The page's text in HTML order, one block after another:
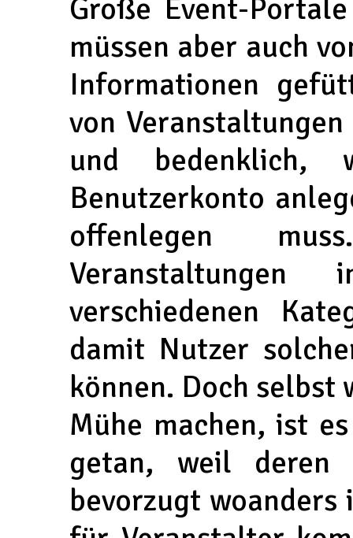
Große Event-
müssen aber auch
Informationen
von
und bedenklich,
Benutzerkonto
offenlegen
verschiedenen
damit Nutzer
können. Doch selbst
Mühe machen, ist
getan, weil deren
bevorzugt